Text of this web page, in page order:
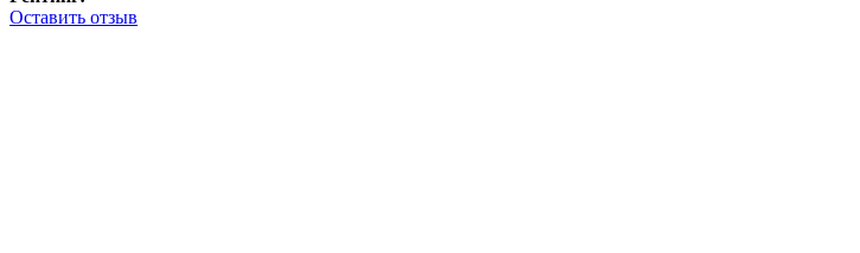
Оставить отзыв